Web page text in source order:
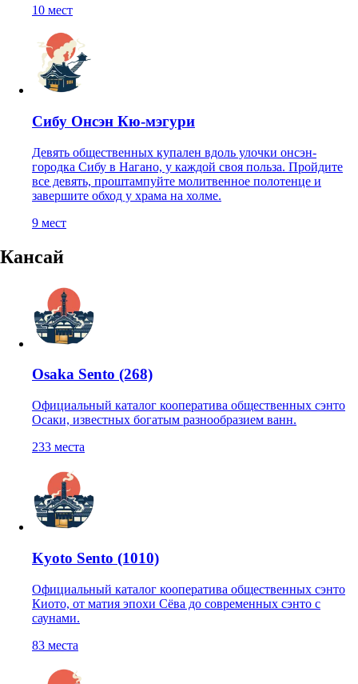
10 мест
Сибу Онсэн Кю-мэгури
Девять общественных купален вдоль улочки онсэн-
городка Сибу в Нагано, у каждой своя польза. Пройдите
все девять, проштампуйте молитвенное полотенце и
завершите обход у храма на холме.
9 мест
Кансай
Osaka Sento (268)
Официальный каталог кооператива общественных сэнто
Осаки, известных богатым разнообразием ванн.
233 места
Kyoto Sento (1010)
Официальный каталог кооператива общественных сэнто
Киото, от матия эпохи Сёва до современных сэнто с
саунами.
83 места